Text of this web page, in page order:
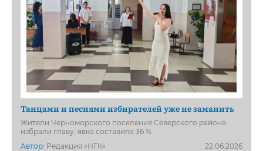
Танцами и песнями избирателей уже не заманить
Жители Черноморского поселения Северского района
избрали главу, явка составила 36 %
Автор: Редакция «НГК»
22.06.2026